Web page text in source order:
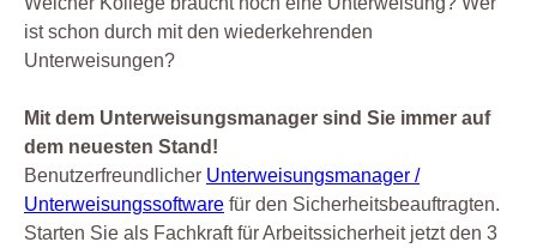
ist schon durch mit den wiederkehrenden
Unterweisungen?
Mit dem Unterweisungsmanager sind Sie immer auf
dem neuesten Stand!
Benutzerfreundlicher Unterweisungsmanager /
Unterweisungssoftware für den Sicherheitsbeauftragten.
Starten Sie als Fachkraft für Arbeitssicherheit jetzt den 3